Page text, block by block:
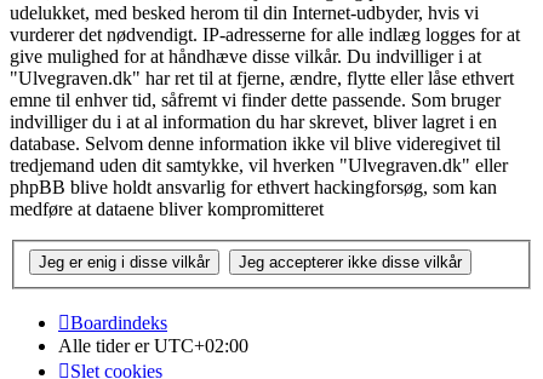
udelukket, med besked herom til din Internet-udbyder, hvis vi
vurderer det nødvendigt. IP-adresserne for alle indlæg logges for at
give mulighed for at håndhæve disse vilkår. Du indvilliger i at
"Ulvegraven.dk" har ret til at fjerne, ændre, flytte eller låse ethvert
emne til enhver tid, såfremt vi finder dette passende. Som bruger
indvilliger du i at al information du har skrevet, bliver lagret i en
database. Selvom denne information ikke vil blive videregivet til
tredjemand uden dit samtykke, vil hverken "Ulvegraven.dk" eller
phpBB blive holdt ansvarlig for ethvert hackingforsøg, som kan
medføre at dataene bliver kompromitteret
Boardindeks
Alle tider erUTC+02:00
Slet cookies